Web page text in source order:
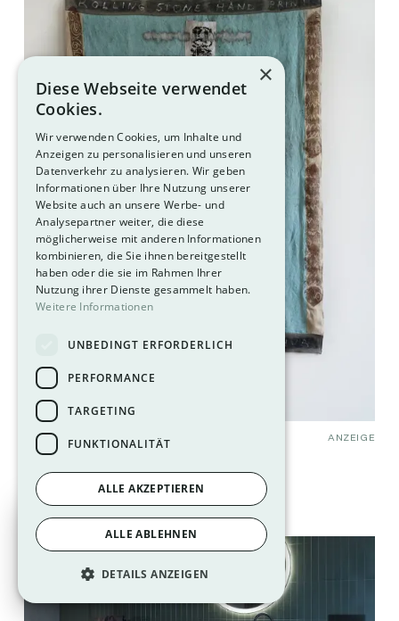
KUNST & FOTOGRAFIE ANZEIGE
×
Diese Webseite verwendet
Cookies.
Wir verwenden Cookies, um Inhalte und
Anzeigen zu personalisieren und unseren
Datenverkehr zu analysieren. Wir geben
Informationen über Ihre Nutzung unserer
Website auch an unsere Werbe- und
Analysepartner weiter, die diese
möglicherweise mit anderen Informationen
kombinieren, die Sie ihnen bereitgestellt
haben oder die sie im Rahmen Ihrer
Nutzung ihrer Dienste gesammelt haben.
Weitere Informationen
UNBEDINGT ERFORDERLICH
PERFORMANCE
TARGETING
FUNKTIONALITÄT
ALLE AKZEPTIEREN
ALLE ABLEHNEN
DETAILS ANZEIGEN